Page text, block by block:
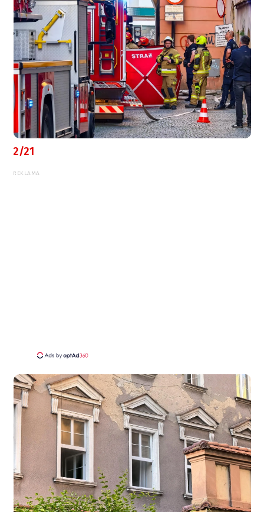
2/21
REKLAMA